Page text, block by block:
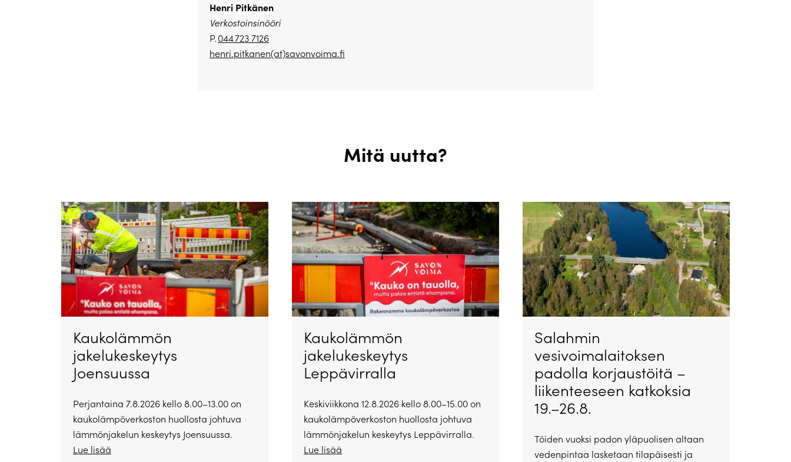
Henri Pitkänen
Verkostoinsinööri
P.044 723 7126
henri.pitkanen(at)savonvoima.fi
Mitä uutta?
Kaukolämmön
jakelukeskeytys
Joensuussa
Perjantaina 7.8.2026 kello 8.00–13.00 on
kaukolämpöverkoston huollosta johtuva
lämmönjakelun keskeytys Joensuussa.
Lue lisää
Kaukolämmön
jakelukeskeytys
Leppävirralla
Keskiviikkona 12.8.2026 kello 8.00–15.00 on
kaukolämpöverkoston huollosta johtuva
lämmönjakelun keskeytys Leppävirralla.
Lue lisää
Salahmin
vesivoimalaitoksen
padolla korjaustöitä –
liikenteeseen katkoksia
19.–26.8.
Töiden vuoksi padon yläpuolisen altaan
vedenpintaa lasketaan tilapäisesti ja